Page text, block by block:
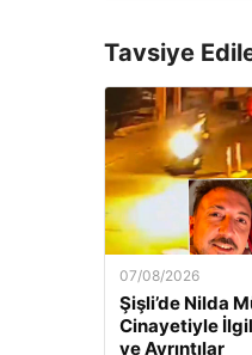
Tavsiye
07/08/2026
Şişli’de Nilda
Cinayetiyle
ve Ayrıntılar